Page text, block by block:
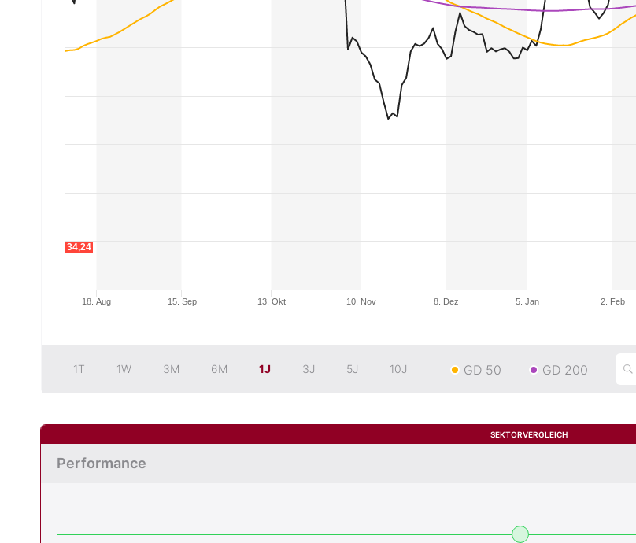
Folgen Sie uns
18. Aug 15. Sep 13. Okt 10. Nov 8. Dez 5. Jan 2. Feb
34,24
1T 1W 3M 6M 1J 3J 5J 10J GD 50 GD 200
SEKTORVERGLEICH
Performance